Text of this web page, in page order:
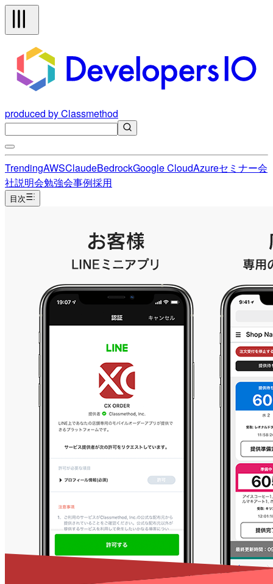
produced by Classmethod
TrendingAWSClaudeBedrockGoogle CloudAzureセミナー会
社説明会勉強会事例採用
目次